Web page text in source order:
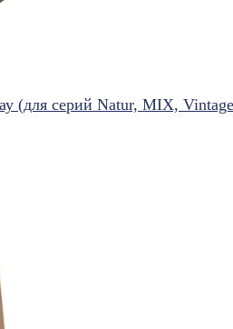
(для серий Natur, MIX,